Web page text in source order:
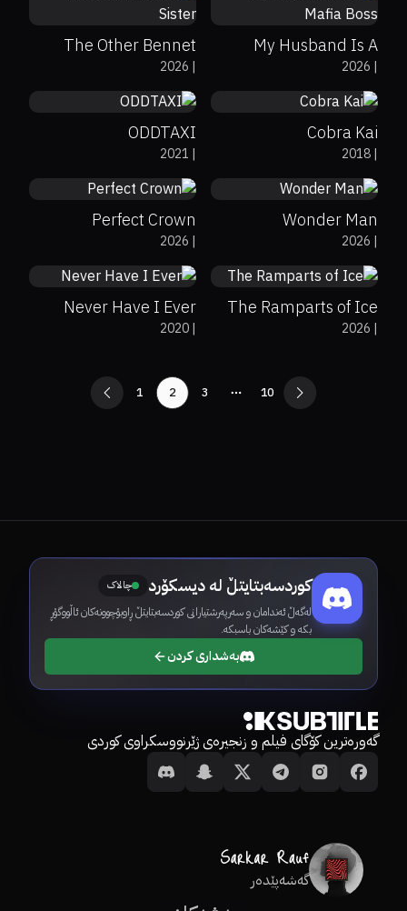
My Husband Is A
Mafia Boss|
2026
The Other Bennet
Sister|
2026
8.4
94%
0%
Cobra Kai
|
2018
ODDTAXI
|
2021
Wonder Man
|
2026
Perfect Crown
|
2026
The Ramparts of Ice
|
2026
7.8
94%
0%
Never Have I Ever
|
2020
10
More pages
3
2
1
کوردسەبتایتڵ لە دیسکۆرد چالاک
لەگەڵ ئەندامان و سەرپەرشتیارانی کوردسەبتایتڵ ڕاوبۆچوونەکان ئاڵووگۆڕ
بکە و کێشەکان باسبکە.
بەشداری کردن
گەورەترین کۆگای فیلم و زنجیرەی ژێرنووسکراوی کوردی
گەشەپێدەر